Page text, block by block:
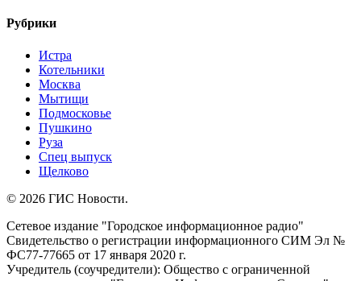
Рубрики
Истра
Котельники
Москва
Мытищи
Подмосковье
Пушкино
Руза
Спец выпуск
Щелково
© 2026 ГИС Новости.
Сетевое издание "Городское информационное радио"
Свидетельство о регистрации информационного СИМ Эл №
ФС77-77665 от 17 января 2020 г.
Учредитель (соучредители): Общество с ограниченной